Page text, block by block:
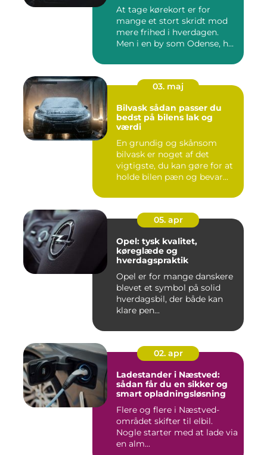
At tage kørekort er for
mange et stort skridt mod
mere frihed i hverdagen.
Men i en by som Odense, h...
03. maj
Bilvask sådan passer du
bedst på bilens lak og
værdi
En grundig og skånsom
bilvask er noget af det
vigtigste, du kan gøre for at
holde bilen pæn og bevar...
05. apr
Opel: tysk kvalitet,
køreglæde og
hverdagspraktik
Opel er for mange danskere
blevet et symbol på solid
hverdagsbil, der både kan
klare pen...
02. apr
Ladestander i Næstved:
sådan får du en sikker og
smart opladningsløsning
Flere og flere i Næstved-
området skifter til elbil.
Nogle starter med at lade via
en alm...